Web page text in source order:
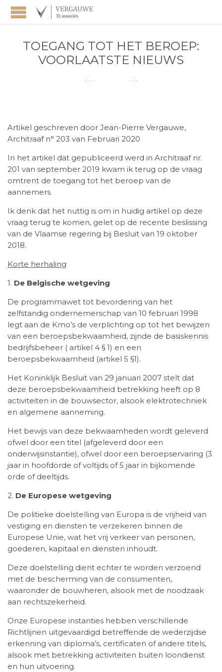
TOEGANG TOT HET BEROEP:
VOORLAATSTE NIEUWS
 
Artikel geschreven door Jean-Pierre Vergauwe,
Architraaf n° 203 van Februari 2020
In het artikel dat gepubliceerd werd in Architraaf nr.
201 van september 2019 kwam ik terug op de vraag
omtrent de toegang tot het beroep van de
aannemers.
Ik denk dat het nuttig is om in huidig artikel op deze
vraag terug te komen, gelet op de recente beslissing
van de Vlaamse regering bij Besluit van 19 oktober
2018.
Korte herhaling
1. De Belgische wetgeving
De programmawet tot bevordering van het
zelfstandig ondernemerschap van 10 februari 1998
legt aan de Kmo’s de verplichting op tot het bewijzen
van een beroepsbekwaamheid, zijnde de basiskennis
bedrijfsbeheer ( artikel 4 § 1) en een
beroepsbekwaamheid (artikel 5 §1).
Het Koninklijk Besluit van 29 januari 2007 stelt dat
deze beroepsbekwaamheid betrekking heeft op 8
activiteiten in de bouwsector, alsook elektrotechniek
en algemene aanneming.
Het bewijs van deze bekwaamheden wordt geleverd
ofwel door een titel (afgeleverd door een
onderwijsinstantie), ofwel door een beroepservaring (3
jaar in hoofdorde of voltijds of 5 jaar in bijkomende
orde of deeltijds.
2. De Europese wetgeving
De politieke doelstelling van Europa is de vrijheid van
vestiging en diensten te verzekeren binnen de
Europese Unie, wat het vrij verkeer van personen,
goederen, kapitaal en diensten inhoudt.
Deze doelstelling dient echter te worden verzoend
met de bescherming van de consumenten,
waaronder de bouwheren, alsook met de noodzaak
aan rechtszekerheid.
Onze Europese instanties hebben verschillende
Richtlijnen uitgevaardigd betreffende de wederzijdse
erkenning van diploma’s, certificaten of andere titels,
alsook met betrekking activiteiten buiten loondienst
en hun uitvoering.